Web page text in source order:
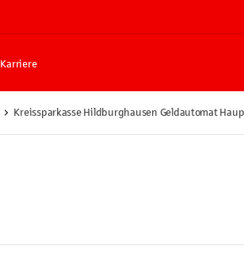
Karriere
Kreissparkasse Hildburghausen Geldautomat